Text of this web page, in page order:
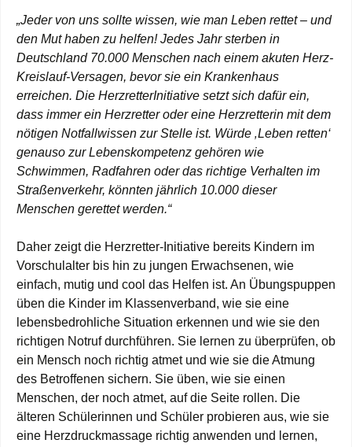
„Jeder von uns sollte wissen, wie man Leben rettet – und
den Mut haben zu helfen! Jedes Jahr sterben in
Deutschland 70.000 Menschen nach einem akuten Herz-
Kreislauf-Versagen, bevor sie ein Krankenhaus
erreichen. Die HerzretterInitiative setzt sich dafür ein,
dass immer ein Herzretter oder eine Herzretterin mit dem
nötigen Notfallwissen zur Stelle ist. Würde ‚Leben retten‘
genauso zur Lebenskompetenz gehören wie
Schwimmen, Radfahren oder das richtige Verhalten im
Straßenverkehr, könnten jährlich 10.000 dieser
Menschen gerettet werden.“
Daher zeigt die Herzretter-Initiative bereits Kindern im
Vorschulalter bis hin zu jungen Erwachsenen, wie
einfach, mutig und cool das Helfen ist. An Übungspuppen
üben die Kinder im Klassenverband, wie sie eine
lebensbedrohliche Situation erkennen und wie sie den
richtigen Notruf durchführen. Sie lernen zu überprüfen, ob
ein Mensch noch richtig atmet und wie sie die Atmung
des Betroffenen sichern. Sie üben, wie sie einen
Menschen, der noch atmet, auf die Seite rollen. Die
älteren Schülerinnen und Schüler probieren aus, wie sie
eine Herzdruckmassage richtig anwenden und lernen,